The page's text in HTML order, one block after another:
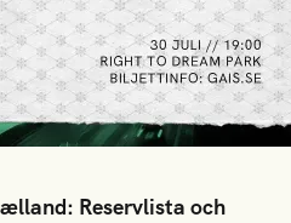
Reservlista och